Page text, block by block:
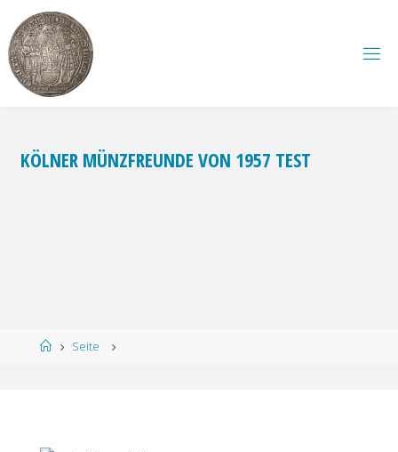
Inhalt
springen
KÖLNER MÜNZFREUNDE VON 1957 TEST
StartSeite